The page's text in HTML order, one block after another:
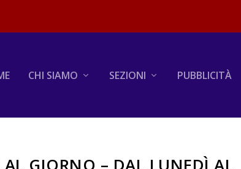
CHI SIAMO SEZIONI PUBBLICITÀ